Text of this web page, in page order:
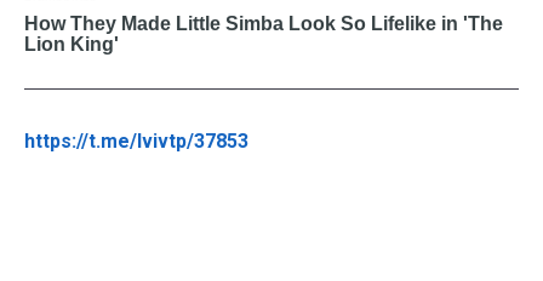
https://t.me/lvivtp/37853